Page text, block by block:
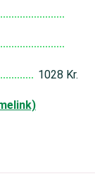
1028 Kr.